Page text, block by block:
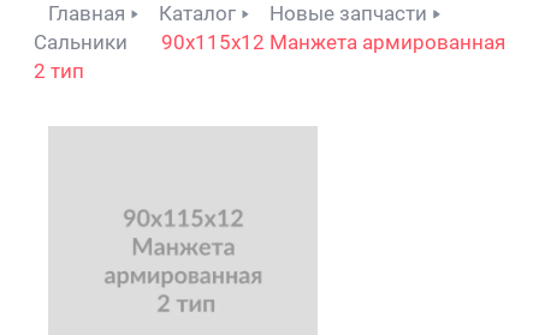
Главная Каталог
Новые запчасти
Сальники
90x115x12 Манжета армированная
2 тип